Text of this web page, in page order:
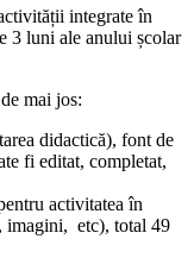
integrate în
3 luni ale anului școlar
mai jos:
didactică), font de
fi editat, completat,
activitatea în
imagini, etc), total 49